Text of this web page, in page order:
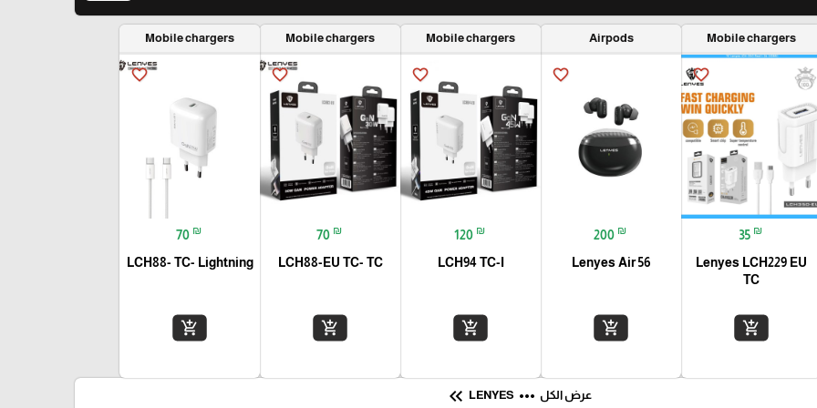
Mobile chargers
favorite_border
35 ₪
Lenyes LCH229 EU
TC
add_shopping_cart
Airpods
favorite_border
200 ₪
Lenyes Air 56
add_shopping_cart
Mobile chargers
favorite_border
120 ₪
LCH94 TC-I
add_shopping_cart
Mobile chargers
favorite_border
70 ₪
LCH88-EU TC- TC
add_shopping_cart
Mobile chargers
favorite_border
70 ₪
LCH88- TC- Lightning
add_shopping_cart
عرض الكل more_horiz
keyboard_double_arrow_left